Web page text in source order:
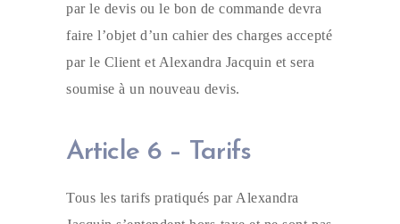
par le devis ou le bon de commande devra
faire l’objet d’un cahier des charges accepté
par le Client et Alexandra Jacquin et sera
soumise à un nouveau devis.
Article 6 – Tarifs
Tous les tarifs pratiqués par Alexandra